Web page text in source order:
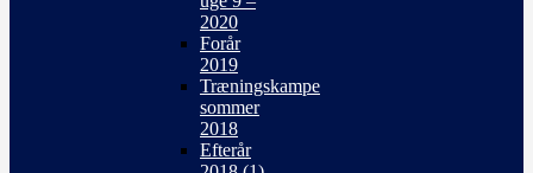
2020
Forår
2019
Træningskampe
sommer
2018
Efterår